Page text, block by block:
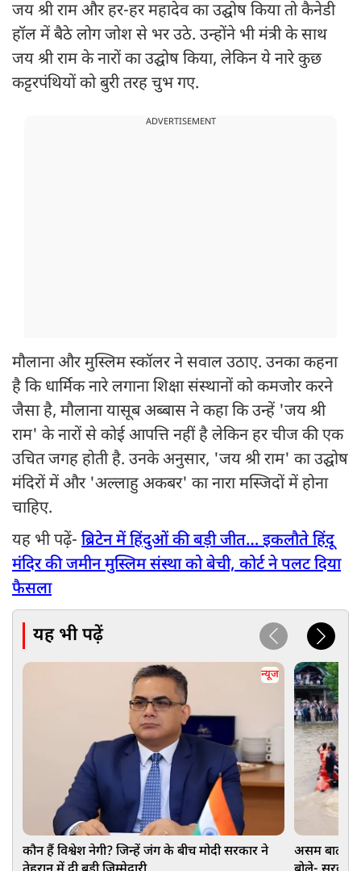
जय श्री राम और हर-हर महादेव का उद्घोष किया तो कैनेडी
हॉल में बैठे लोग जोश से भर उठे. उन्होंने भी मंत्री के साथ
जय श्री राम के नारों का उद्घोष किया, लेकिन ये नारे कुछ
कट्टरपंथियों को बुरी तरह चुभ गए.
ADVERTISEMENT
मौलाना और मुस्लिम स्कॉलर ने सवाल उठाए. उनका कहना
है कि धार्मिक नारे लगाना शिक्षा संस्थानों को कमजोर करने
जैसा है, मौलाना यासूब अब्बास ने कहा कि उन्हें 'जय श्री
राम' के नारों से कोई आपत्ति नहीं है लेकिन हर चीज की एक
उचित जगह होती है. उनके अनुसार, 'जय श्री राम' का उद्घोष
मंदिरों में और 'अल्लाहु अकबर' का नारा मस्जिदों में होना
चाहिए.
यह भी पढ़ें- ब्रिटेन में हिंदुओं की बड़ी जीत… इकलौते हिंदू
मंदिर की जमीन मुस्लिम संस्था को बेची, कोर्ट ने पलट दिया
फैसला
यह भी पढ़ें
न्यूज
कौन हैं विश्वेश नेगी? जिन्हें जंग के बीच मोदी सरकार ने
असम बाढ़: